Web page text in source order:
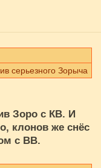
серьезного Зорыча
Зоро с КВ. И
клонов же снёс
с ВВ.